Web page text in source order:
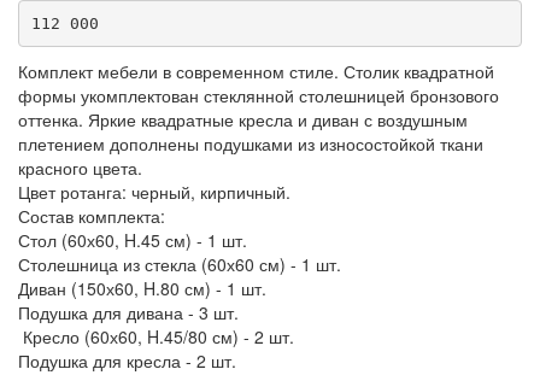
112 000
Комплект мебели в современном стиле. Столик квадратной
формы укомплектован стеклянной столешницей бронзового
оттенка. Яркие квадратные кресла и диван с воздушным
плетением дополнены подушками из износостойкой ткани
красного цвета.
Цвет ротанга: черный, кирпичный.
Состав комплекта:
Стол (60х60, H.45 см) - 1 шт.
Столешница из стекла (60х60 см) - 1 шт.
Диван (150х60, H.80 см) - 1 шт.
Подушка для дивана - 3 шт.
Кресло (60х60, H.45/80 см) - 2 шт.
Подушка для кресла - 2 шт.